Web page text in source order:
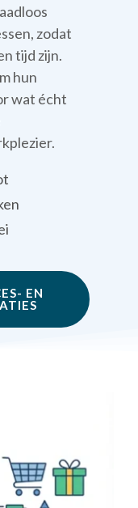
zodat
tijd zijn.
hun
wat écht
EN